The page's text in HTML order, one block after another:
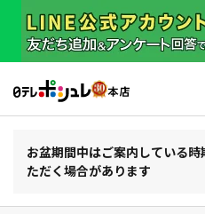
お盆期間中はご案内している
ただく場合があります